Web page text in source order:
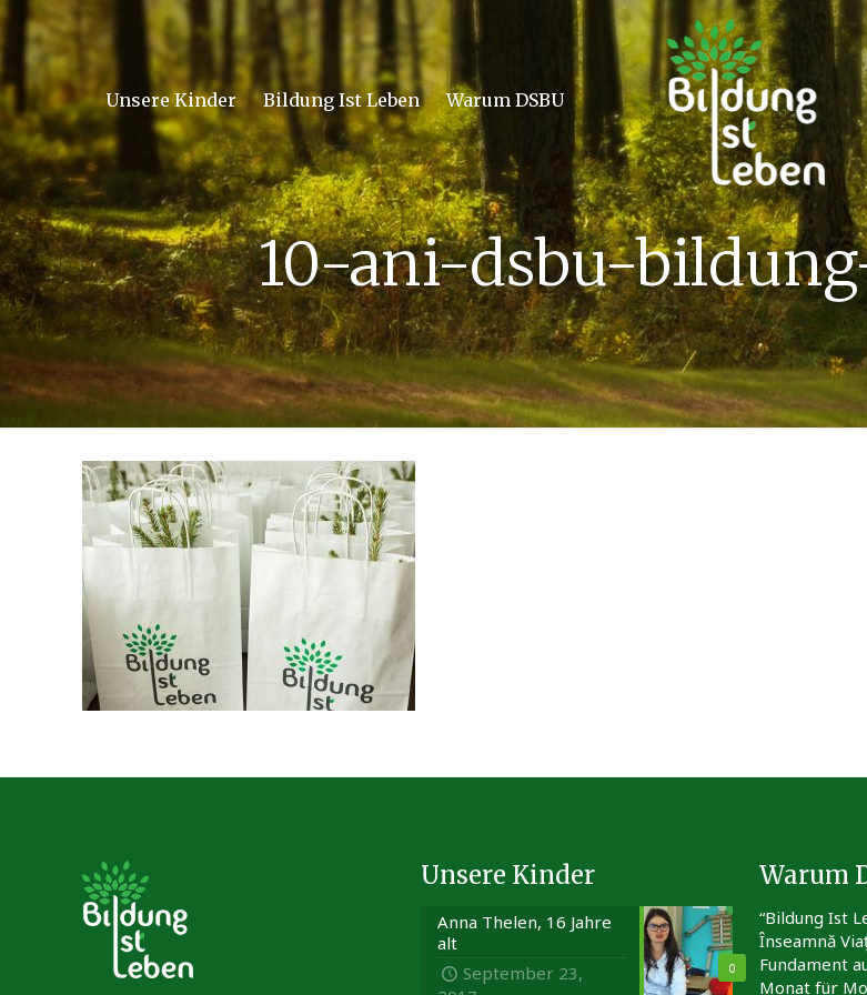
Unsere Kinder Bildung Ist Leben Warum DSBU
10-ani-dsbu-
Unsere Kinder
0
Anna Thelen, 16 Jahre
alt
September 23,
Warum
“Bildung Ist
Înseamnă
Fundament
Monat für